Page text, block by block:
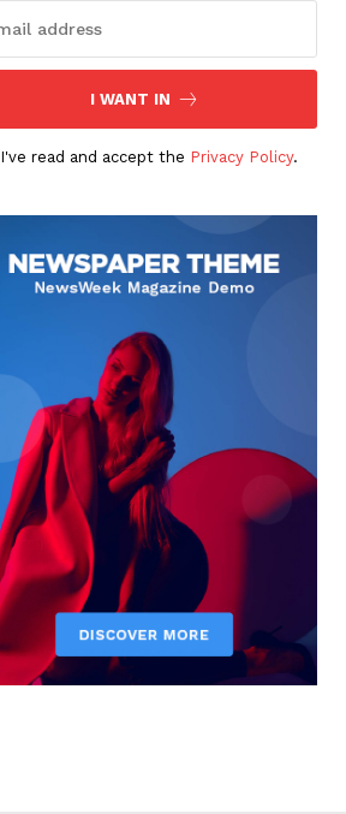
I WANT IN
I've read and accept the Privacy Policy.